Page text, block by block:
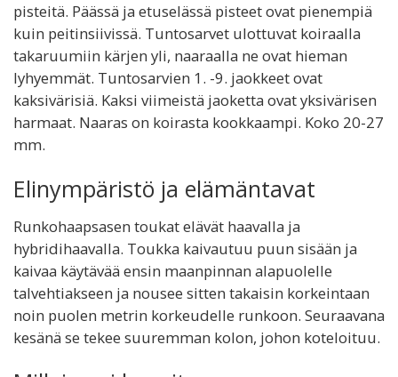
pisteitä. Päässä ja etuselässä pisteet ovat pienempiä
kuin peitinsiivissä. Tuntosarvet ulottuvat koiraalla
takaruumiin kärjen yli, naaraalla ne ovat hieman
lyhyemmät. Tuntosarvien 1. -9. jaokkeet ovat
kaksivärisiä. Kaksi viimeistä jaoketta ovat yksivärisen
harmaat. Naaras on koirasta kookkaampi. Koko 20-27
mm.
Elinympäristö ja elämäntavat
Runkohaapsasen toukat elävät haavalla ja
hybridihaavalla. Toukka kaivautuu puun sisään ja
kaivaa käytävää ensin maanpinnan alapuolelle
talvehtiakseen ja nousee sitten takaisin korkeintaan
noin puolen metrin korkeudelle runkoon. Seuraavana
kesänä se tekee suuremman kolon, johon koteloituu.